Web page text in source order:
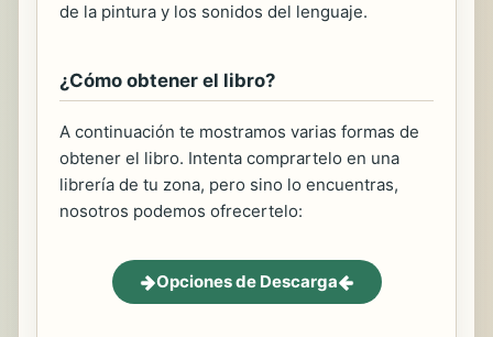
de la pintura y los sonidos del lenguaje.
¿Cómo obtener el libro?
A continuación te mostramos varias formas de
obtener el libro. Intenta comprartelo en una
librería de tu zona, pero sino lo encuentras,
nosotros podemos ofrecertelo:
Opciones de Descarga